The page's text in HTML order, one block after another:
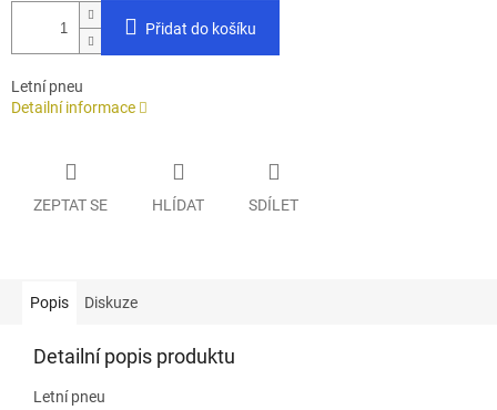
Přidat do košíku
Letní pneu
Detailní informace
ZEPTAT SE HLÍDAT SDÍLET
Popis Diskuze
Detailní popis produktu
Letní pneu